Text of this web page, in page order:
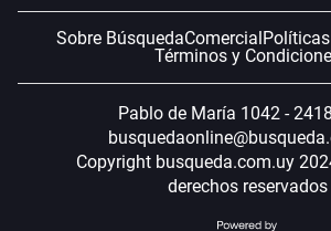
Sobre BúsquedaComercial
Términos y
Pablo de María 1042 -
Copyright busqueda.com.uy
derechos reservados